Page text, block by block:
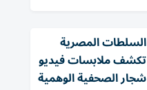
السلطات المصرية
تكشف ملابسات فيديو
شجار الصحفية الوهمية